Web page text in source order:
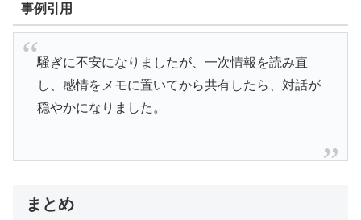
事例引用
騒ぎに不安になりましたが、一次情報を読み直
し、感情をメモに置いてから共有したら、対話が
穏やかになりました。
まとめ